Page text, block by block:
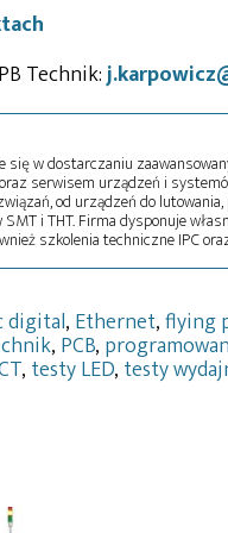
Technik:
się w dostarczaniu
serwisem urządzeń i
od urządzeń do
i THT. Firma dysponuje
szkolenia techniczne IPC
digital, Ethernet,flying
, PCB,
, testy LED, testy